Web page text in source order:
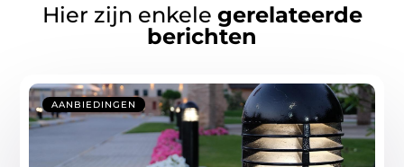
Hier zijn enkele gerelateerde
berichten
AANBIEDINGEN